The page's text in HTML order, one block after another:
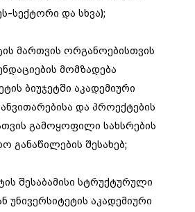
სექტორი და სხვა);
მართვის ორგანოებისთვის
მომზადება
ბიუჯეტში აკადემიური
და პროექტების
გამოყოფილი სახსრების
განაწილების შესახებ;
შესაბამისი სტრუქტურული
უნივერსიტეტის აკადემიური